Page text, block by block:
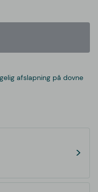
afslapning på dovne
>